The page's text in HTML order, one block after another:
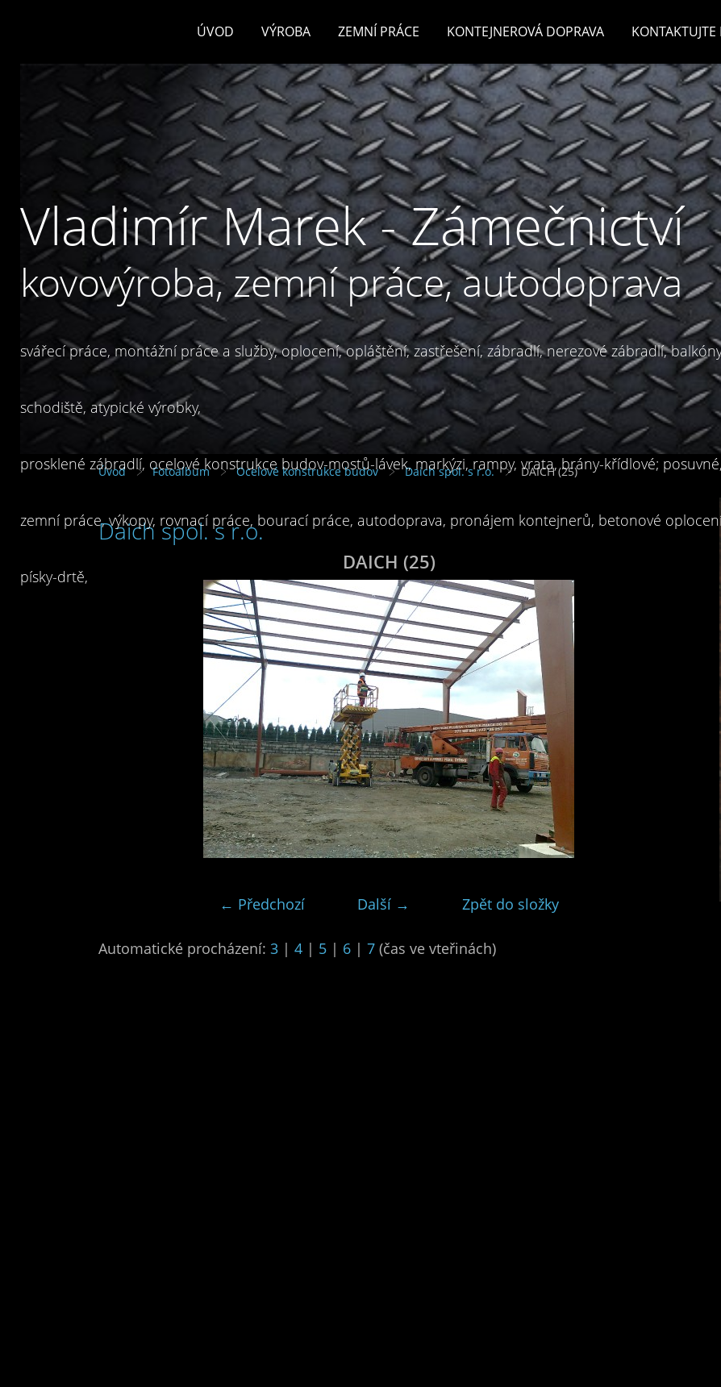
ÚVOD VÝROBA ZEMNÍ PRÁCE KONTEJNEROVÁ DOPRAVA KONTAKTUJTE
Vladimír Marek - Zámečnictví
kovovýroba, zemní práce, autodoprava
svářecí práce, montážní práce a služby, oplocení, opláštění, zastřešení, zábradlí, nerezové zábradlí,
schodiště, atypické výrobky,
prosklené zábradlí, ocelové konstrukce budov-mostů-lávek, markýzi, rampy, vrata, brány-křídlové;
zemní práce, výkopy, rovnací práce, bourací práce, autodoprava, pronájem kontejnerů, betonové
písky-drtě,
Úvod Fotoalbum Ocelové konstrukce budov Daich spol. s r.o. DAICH (25)
Daich spol. s r.o.
DAICH (25)
← Předchozí Další → Zpět do složky
Automatické procházení: 3 | 4 | 5 | 6 | 7 (čas ve vteřinách)